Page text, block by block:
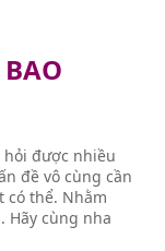
được nhiều
đề vô cùng cần
có thể. Nhằm
Hãy cùng nha